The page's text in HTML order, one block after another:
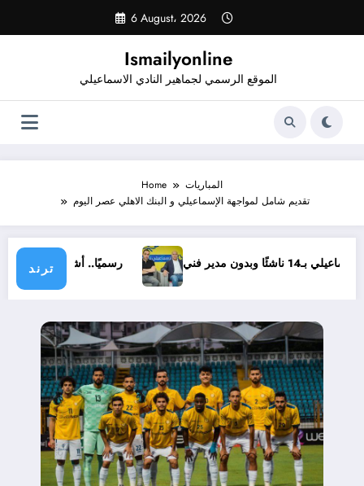
content
6 August، 2026
Ismailyonline
الموقع الرسمي لجماهير النادي الاسماعيلي
Home
المباريات
تقديم شامل لمواجهة الإسماعيلي و البنك الاهلي عصر اليوم
ترند
رسميًا.. أشرف خضر بـ14 ناشئًا وبدون مدير فني